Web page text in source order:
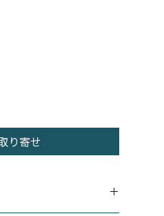
り寄せ